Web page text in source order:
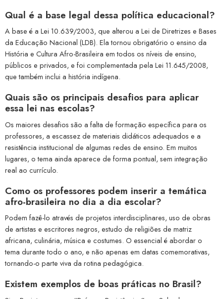
Qual é a base legal dessa política educacional?
A base é a Lei 10.639/2003, que alterou a Lei de Diretrizes e Bases
da Educação Nacional (LDB). Ela tornou obrigatório o ensino da
História e Cultura Afro-Brasileira em todos os níveis de ensino,
públicos e privados, e foi complementada pela Lei 11.645/2008,
que também inclui a história indígena.
Quais são os principais desafios para aplicar
essa lei nas escolas?
Os maiores desafios são a falta de formação específica para os
professores, a escassez de materiais didáticos adequados e a
resistência institucional de algumas redes de ensino. Em muitos
lugares, o tema ainda aparece de forma pontual, sem integração
real ao currículo.
Como os professores podem inserir a temática
afro-brasileira no dia a dia escolar?
Podem fazê-lo através de projetos interdisciplinares, uso de obras
de artistas e escritores negros, estudo de religiões de matriz
africana, culinária, música e costumes. O essencial é abordar o
tema durante todo o ano, e não apenas em datas comemorativas,
tornando-o parte viva da rotina pedagógica.
Existem exemplos de boas práticas no Brasil?